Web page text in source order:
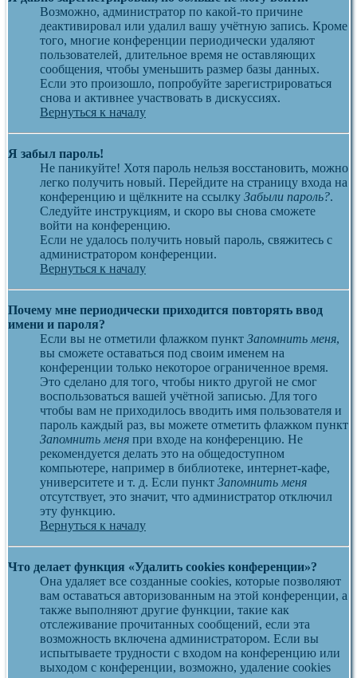
Возможно, администратор по какой-то причине
деактивировал или удалил вашу учётную запись. Кроме
того, многие конференции периодически удаляют
пользователей, длительное время не оставляющих
сообщения, чтобы уменьшить размер базы данных.
Если это произошло, попробуйте зарегистрироваться
снова и активнее участвовать в дискуссиях.
Вернуться к началу
Я забыл пароль!
Не паникуйте! Хотя пароль нельзя восстановить, можно
легко получить новый. Перейдите на страницу входа на
конференцию и щёлкните на ссылку Забыли пароль?.
Следуйте инструкциям, и скоро вы снова сможете
войти на конференцию.
Если не удалось получить новый пароль, свяжитесь с
администратором конференции.
Вернуться к началу
Почему мне периодически приходится повторять ввод
имени и пароля?
Если вы не отметили флажком пункт Запомнить меня,
вы сможете оставаться под своим именем на
конференции только некоторое ограниченное время.
Это сделано для того, чтобы никто другой не смог
воспользоваться вашей учётной записью. Для того
чтобы вам не приходилось вводить имя пользователя и
пароль каждый раз, вы можете отметить флажком пункт
Запомнить меня при входе на конференцию. Не
рекомендуется делать это на общедоступном
компьютере, например в библиотеке, интернет-кафе,
университете и т. д. Если пункт Запомнить меня
отсутствует, это значит, что администратор отключил
эту функцию.
Вернуться к началу
Что делает функция «Удалить cookies конференции»?
Она удаляет все созданные cookies, которые позволяют
вам оставаться авторизованным на этой конференции, а
также выполняют другие функции, такие как
отслеживание прочитанных сообщений, если эта
возможность включена администратором. Если вы
испытываете трудности с входом на конференцию или
выходом с конференции, возможно, удаление cookies